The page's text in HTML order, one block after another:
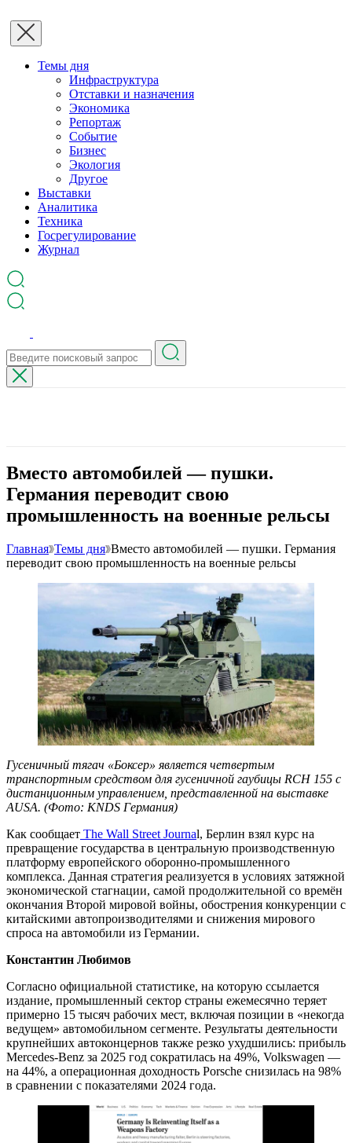
Темы дня
Инфраструктура
Отставки и назначения
Экономика
Репортаж
Событие
Бизнес
Экология
Другое
Выставки
Аналитика
Техника
Госрегулирование
Журнал
Вместо автомобилей — пушки.
Германия переводит свою
промышленность на военные рельсы
Главная Темы дня Вместо автомобилей — пушки. Германия
переводит свою промышленность на военные рельсы
Гусеничный тягач «Боксер» является четвертым
транспортным средством для гусеничной гаубицы RCH 155 с
дистанционным управлением, представленной на выставке
AUSA. (Фото: KNDS Германия)
Как сообщает The Wall Street Journal, Берлин взял курс на
превращение государства в центральную производственную
платформу европейского оборонно-промышленного
комплекса. Данная стратегия реализуется в условиях затяжной
экономической стагнации, самой продолжительной со времён
окончания Второй мировой войны, обострения конкуренции с
китайскими автопроизводителями и снижения мирового
спроса на автомобили из Германии.
Константин Любимов
Согласно официальной статистике, на которую ссылается
издание, промышленный сектор страны ежемесячно теряет
примерно 15 тысяч рабочих мест, включая позиции в «некогда
ведущем» автомобильном сегменте. Результаты деятельности
крупнейших автоконцернов также резко ухудшились: прибыль
Mercedes-Benz за 2025 год сократилась на 49%, Volkswagen —
на 44%, а операционная доходность Porsche снизилась на 98%
в сравнении с показателями 2024 года.